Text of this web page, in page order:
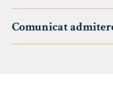
Comunicat